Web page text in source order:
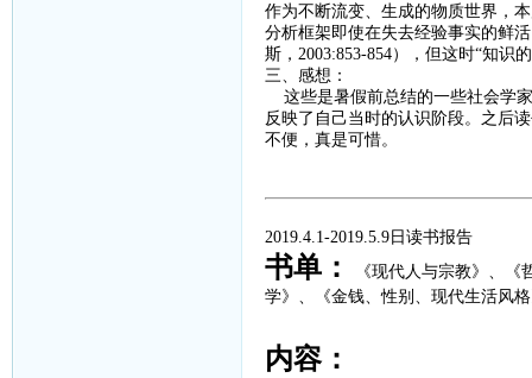
作为不断流变、生成的物质世界，
分析框架即使在失去经验事实的鲜
斯， 2003:853-854），但这时“知识
三、感想：
这些是暑假前总结的一些社会学
反映了自己当时的认识阶段。之后
不便，真是可惜。
2019.4.1-2019.5.9日读书报告
书单： 《现代人与宗教》、
《
学》、
《金钱、性别、现代生活风
内容：